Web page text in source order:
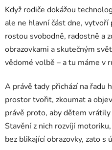
Když rodiče dokážou
ale ne hlavní část dne,
rostou svobodně, radostně a
obrazovkami a skutečným
vědomé volbě – a tu máme v
A právě tady přichází na řadu
prostor tvořit, zkoumat a
právě proto, aby dětem
Stavění z nich rozvíjí
bez blikající obrazovky, zato s